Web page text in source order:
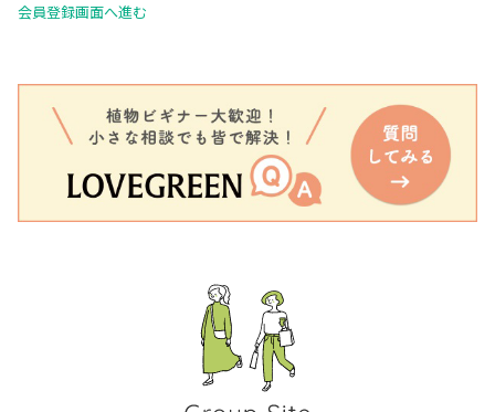
会員登録画面へ進む